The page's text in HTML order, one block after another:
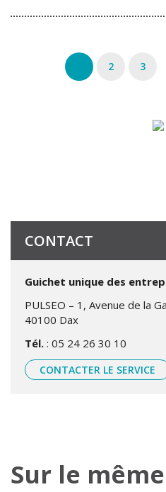
2 3
CONTACT
Guichet unique des
PULSEO – 1, Avenue de la
40100 Dax
Tél. : 05 24 26 30 10
CONTACTER LE SERVICE
Sur le